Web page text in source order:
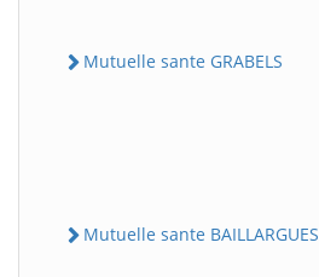
Mutuelle sante GRABELS
Mutuelle sante BAILLARGUES